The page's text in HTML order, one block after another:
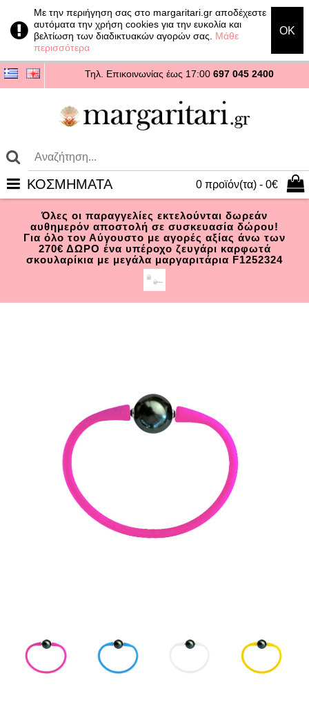
Με την περιήγηση σας στο margaritari.gr αποδέχεστε
αυτόματα την χρήση cookies για την ευκολία και
βελτίωση των διαδικτυακών αγορών σας. Μάθε
περισσότερα
OK
Τηλ. Επικοινωνίας έως 17:00 697 045 2400
0 προϊόν(τα) - 0€
ΚΟΣΜΗΜΑΤΑ
Όλες οι παραγγελίες εκτελούνται δωρεάν
αυθημερόν αποστολή σε συσκευασία δώρου!
Για όλο τον Αύγουστο με αγορές αξίας άνω των
270€ ΔΩΡΟ ένα υπέροχο ζευγάρι καρφωτά
σκουλαρίκια με μεγάλα μαργαριτάρια F1252324